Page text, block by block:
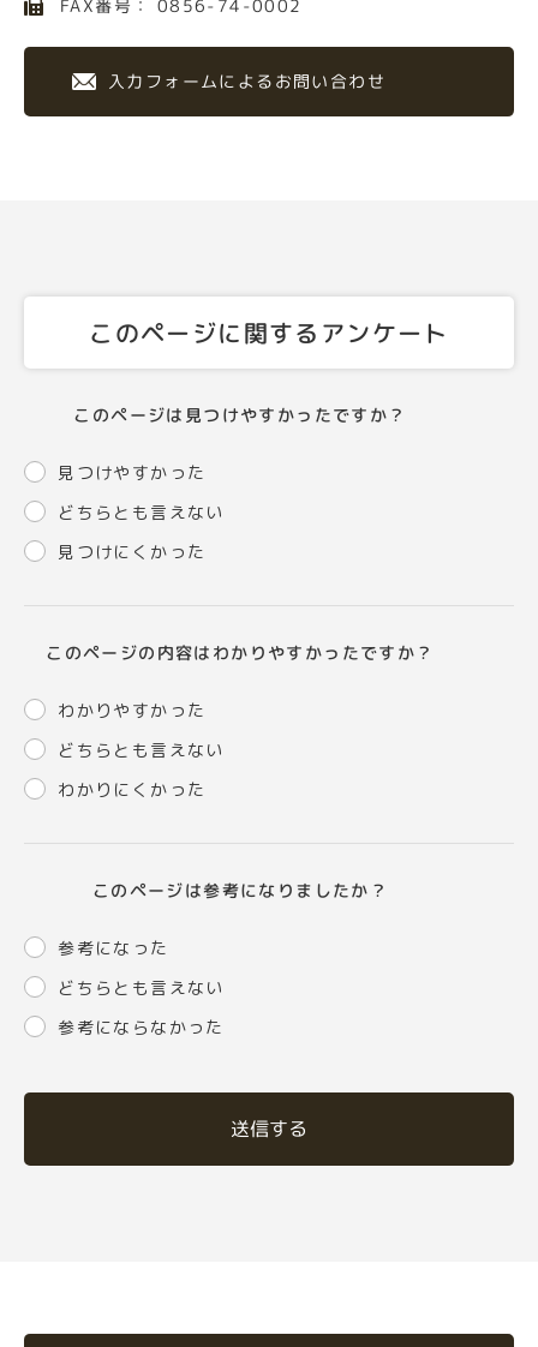
FAX番号： 0856-74-0002
入力フォームによるお問い合わせ
このページに関するアンケート
このページは見つけやすかったですか？
見つけやすかった
どちらとも言えない
見つけにくかった
このページの内容はわかりやすかったですか？
わかりやすかった
どちらとも言えない
わかりにくかった
このページは参考になりましたか？
参考になった
どちらとも言えない
参考にならなかった
送信する